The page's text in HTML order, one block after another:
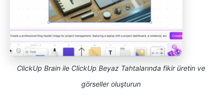
ClickUp Brain ile ClickUp Beyaz Tahtalarında fikir üretin ve
görseller oluşturun